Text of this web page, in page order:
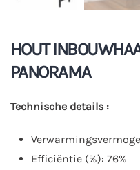
HOUT
PANORAMA
Technische details :
Efficiëntie (%): 76%